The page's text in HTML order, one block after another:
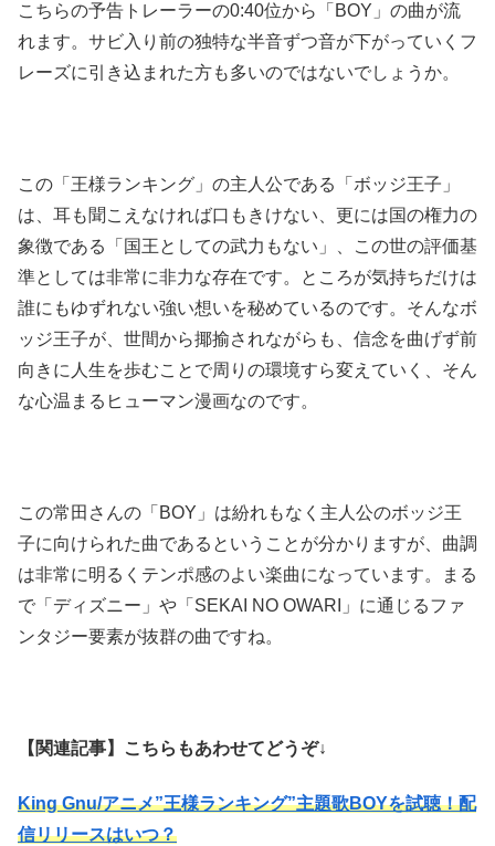
こちらの予告トレーラーの0:40位から「BOY」の曲が流
れます。サビ入り前の独特な半音ずつ音が下がっていくフ
レーズに引き込まれた方も多いのではないでしょうか。
この「王様ランキング」の主人公である「ボッジ王子」
は、耳も聞こえなければ口もきけない、更には国の権力の
象徴である「国王としての武力もない」、この世の評価基
準としては非常に非力な存在です。ところが気持ちだけは
誰にもゆずれない強い想いを秘めているのです。そんなボ
ッジ王子が、世間から揶揄されながらも、信念を曲げず前
向きに人生を歩むことで周りの環境すら変えていく、そん
な心温まるヒューマン漫画なのです。
この常田さんの「BOY」は紛れもなく主人公のボッジ王
子に向けられた曲であるということが分かりますが、曲調
は非常に明るくテンポ感のよい楽曲になっています。まる
で「ディズニー」や「SEKAI NO OWARI」に通じるファ
ンタジー要素が抜群の曲ですね。
【関連記事】こちらもあわせてどうぞ↓
King Gnu/アニメ”王様ランキング”主題歌BOYを試聴！配
信リリースはいつ？